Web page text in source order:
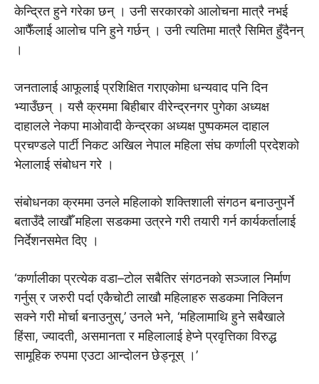
केन्द्रित हुने गरेका छन् । उनी सरकारको आलोचना मात्रै नभई
आफैँलाई आलोच पनि हुने गर्छन् । उनी त्यतिमा मात्रै सिमित हुँदैनन्
।
जनतालाई आफूलाई प्रशिक्षित गराएकोमा धन्यवाद पनि दिन
भ्याउँछन् । यसै क्रममा बिहीबार वीरेन्द्रनगर पुगेका अध्यक्ष
दाहालले नेकपा माओवादी केन्द्रका अध्यक्ष पुष्पकमल दाहाल
प्रचण्डले पार्टी निकट अखिल नेपाल महिला संघ कर्णाली प्रदेशको
भेलालाई संबोधन गरे ।
संबोधनका क्रममा उनले महिलाको शक्तिशाली संगठन बनाउनुपर्ने
बताउँदै लाखौँ महिला सडकमा उत्रने गरी तयारी गर्न कार्यकर्तालाई
निर्देशनसमेत दिए ।
‘कर्णालीका प्रत्येक वडा–टोल सबैतिर संगठनको सञ्जाल निर्माण
गर्नुस् र जरुरी पर्दा एकैचोटी लाखौ महिलाहरु सडकमा निक्लिन
सक्ने गरी मोर्चा बनाउनुस्,’ उनले भने, ‘महिलामाथि हुने सबैखाले
हिंसा, ज्यादती, असमानता र महिलालाई हेप्ने प्रवृत्तिका विरुद्ध
सामूहिक रुपमा एउटा आन्दोलन छेड्नूस् ।’